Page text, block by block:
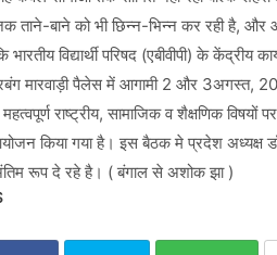
ताने-बाने को भी छिन्न-भिन्न कर रही है, और
भारतीय विद्यार्थी परिषद (एबीवीपी) के
मारवाड़ी पैलेस में आगामी 2 और 3अगस्त,
राष्ट्रीय, सामाजिक व शैक्षणिक
किया गया है। इस बैठक मे प्रदेश अध्यक्ष डॉ.
रूप दे रहे है। ( बंगाल से अशोक झा )